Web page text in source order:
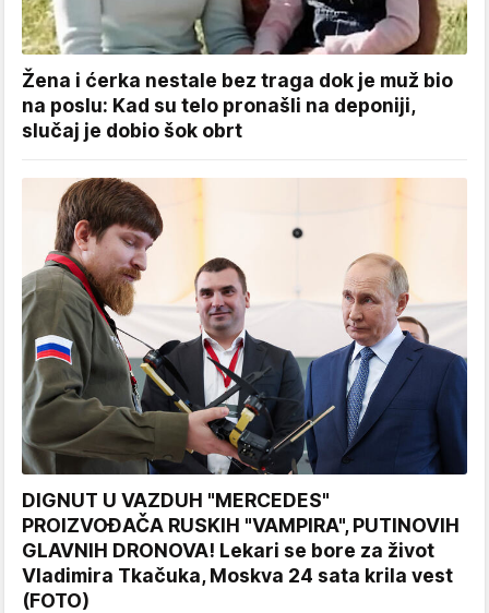
Žena i ćerka nestale bez traga dok je muž bio
na poslu: Kad su telo pronašli na deponiji,
slučaj je dobio šok obrt
DIGNUT U VAZDUH "MERCEDES"
PROIZVOĐAČA RUSKIH "VAMPIRA", PUTINOVIH
GLAVNIH DRONOVA! Lekari se bore za život
Vladimira Tkačuka, Moskva 24 sata krila vest
(FOTO)